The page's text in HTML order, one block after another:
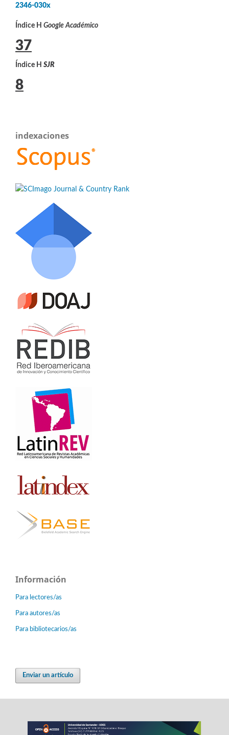
2346-030x
Índice H Google Académico
37
Índice H SJR
8
indexaciones
Información
Para lectores/as
Para autores/as
Para bibliotecarios/as
Enviar un artículo